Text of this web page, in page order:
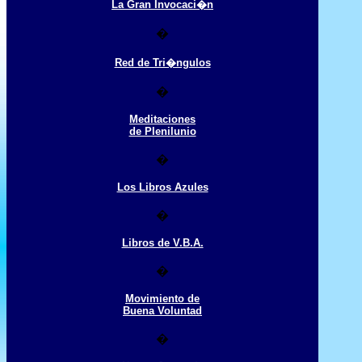
La Gran Invocaci�n
�
Red de Tri�ngulos
�
Meditaciones
de Plenilunio
�
Los Libros Azules
�
Libros de V.B.A.
�
Movimiento de
Buena Voluntad
�